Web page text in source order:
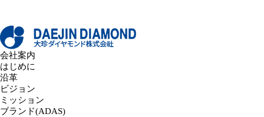
会社案内
はじめに
沿革
ビジョン
ミッション
ブランド(ADAS)